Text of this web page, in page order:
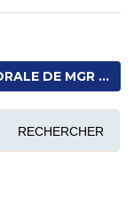
DE MGR ...